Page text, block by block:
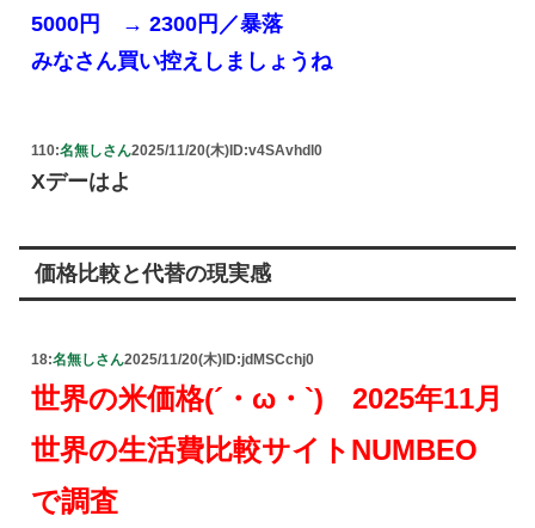
5000円 → 2300円／暴落
みなさん買い控えしましょうね
110:名無しさん2025/11/20(木)ID:v4SAvhdl0
Xデーはよ
価格比較と代替の現実感
18:名無しさん2025/11/20(木) ID:jdMSCchj0
世界の米価格(´・ω・`) 2025年11月
世界の生活費比較サイトNUMBEO
で調査